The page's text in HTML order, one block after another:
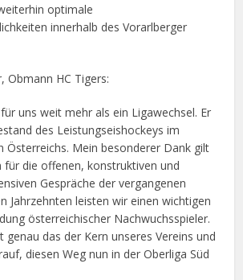
optimale
innerhalb des Vorarlberger
Obmann HC Tigers:
uns weit mehr als ein Ligawechsel. Er
des Leistungseishockeys im
Österreichs. Mein besonderer Dank gilt
für die offenen, konstruktiven und
Gespräche der vergangenen
Jahrzehnten leisten wir einen wichtigen
österreichischer Nachwuchsspieler.
genau das der Kern unseres Vereins und
diesen Weg nun in der Oberliga Süd